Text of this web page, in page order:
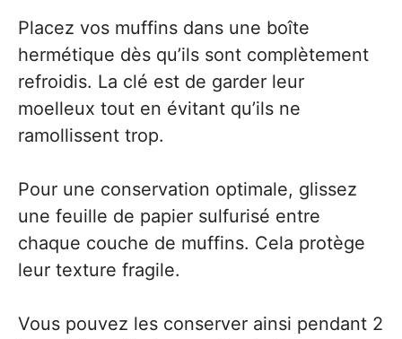
Placez vos muffins dans une boîte
hermétique dès qu’ils sont complètement
refroidis. La clé est de garder leur
moelleux tout en évitant qu’ils ne
ramollissent trop.
Pour une conservation optimale, glissez
une feuille de papier sulfurisé entre
chaque couche de muffins. Cela protège
leur texture fragile.
Vous pouvez les conserver ainsi pendant 2